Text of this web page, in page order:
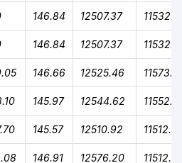
146.84 12507.37
146.84 12507.37
146.66 12525.46
145.97 12544.62
145.57 12510.92 11512.17
146.91 12576.20 11512.17